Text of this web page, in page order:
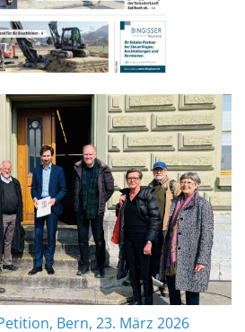
Bern, 23. März 2026